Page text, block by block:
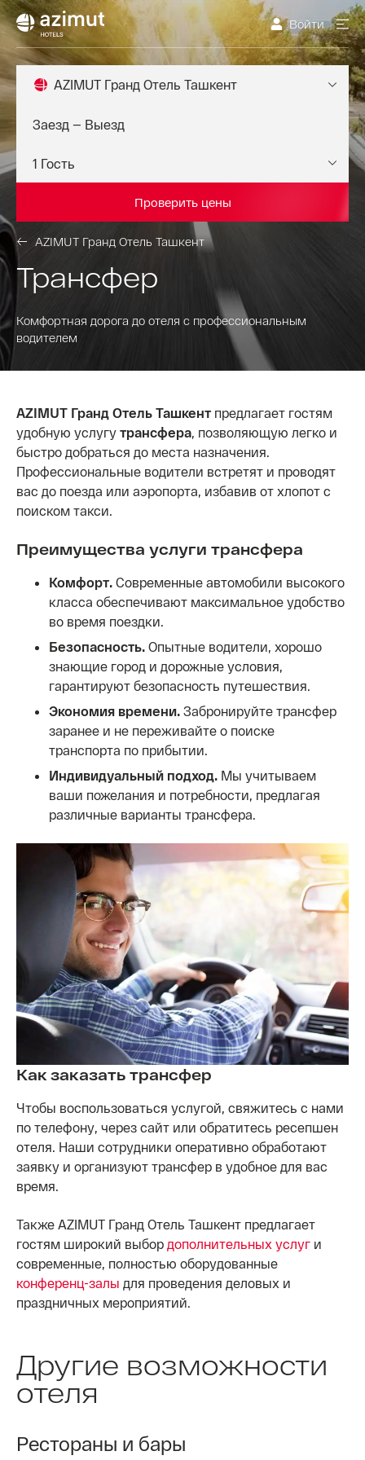
Войти
AZIMUT Гранд Отель Ташкент
Проверить цены
AZIMUT Гранд Отель Ташкент
Трансфер
Комфортная дорога до отеля с профессиональным
водителем
AZIMUT Гранд Отель Ташкент предлагает гостям
удобную услугу трансфера, позволяющую легко и
быстро добраться до места назначения.
Профессиональные водители встретят и проводят
вас до поезда или аэропорта, избавив от хлопот с
поиском такси.
Преимущества услуги трансфера
Комфорт. Современные автомобили высокого
класса обеспечивают максимальное удобство
во время поездки.
Безопасность. Опытные водители, хорошо
знающие город и дорожные условия,
гарантируют безопасность путешествия.
Экономия времени. Забронируйте трансфер
заранее и не переживайте о поиске
транспорта по прибытии.
Индивидуальный подход. Мы учитываем
ваши пожелания и потребности, предлагая
различные варианты трансфера.
Как заказать трансфер
Чтобы воспользоваться услугой, свяжитесь с нами
по телефону, через сайт или обратитесь ресепшен
отеля. Наши сотрудники оперативно обработают
заявку и организуют трансфер в удобное для вас
время.
Также AZIMUT Гранд Отель Ташкент предлагает
гостям широкий выбор дополнительных услуг и
современные, полностью оборудованные
конференц-залы для проведения деловых и
праздничных мероприятий.
Другие возможности
отеля
Рестораны и бары